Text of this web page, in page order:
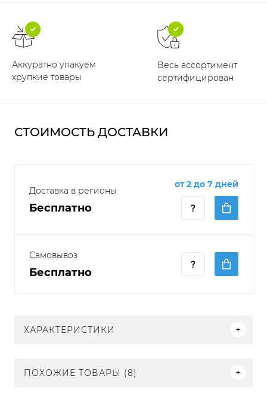
Аккуратно упакуем
хрупкие товары
Весь ассортимент
сертифицирован
СТОИМОСТЬ ДОСТАВКИ
Доставка в регионы
Бесплатно
от 2 до 7 дней
Самовывоз
Бесплатно
ХАРАКТЕРИСТИКИ
ПОХОЖИЕ ТОВАРЫ (8)